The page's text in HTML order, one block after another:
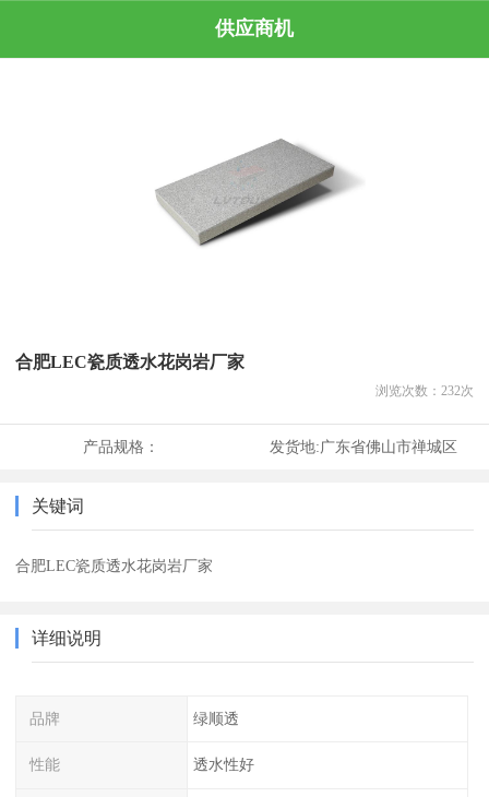
供应商机
合肥LEC瓷质透水花岗岩厂家
浏览次数： 232次
产品规格： 发货地:广东省佛山市禅城区
关键词
合肥LEC瓷质透水花岗岩厂家
详细说明
品牌 绿顺透
性能 透水性好